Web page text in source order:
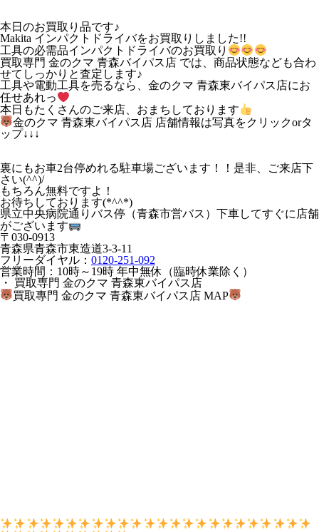
本日のお買取り品です♪
Makita インパクトドライバをお買取りしました!!
工具の必需品インパクトドライバのお買取り
買取専門 金のクマ 青森バイパス店 では、商品状態なども合わ
せてしっかりと査定します♪
工具や電動工具を売るなら、金のクマ 青森東バイパス店にお
任せあれっ
本日もたくさんのご来店、おまちしております
金のクマ 青森東バイパス店 店舗情報は写真をクリックorタ
ップ↓↓↓
裏にもお車2台停めれる駐車場ございます！！是非、ご来店下
さい(^^)/
もちろん無料ですよ！
お待ちしております(*^^*)
県立中央病院通りバス停（青森市営バス）下車してすぐに店舗
がございます
〒030-0913
青森県青森市東造道3-3-11
フリーダイヤル： 0120-251-092
営業時間：10時～19時 年中無休（臨時休業除く）
・ 買取専門 金のクマ 青森東バイパス店
買取專門 金のクマ 青森東バイパス店 MAP